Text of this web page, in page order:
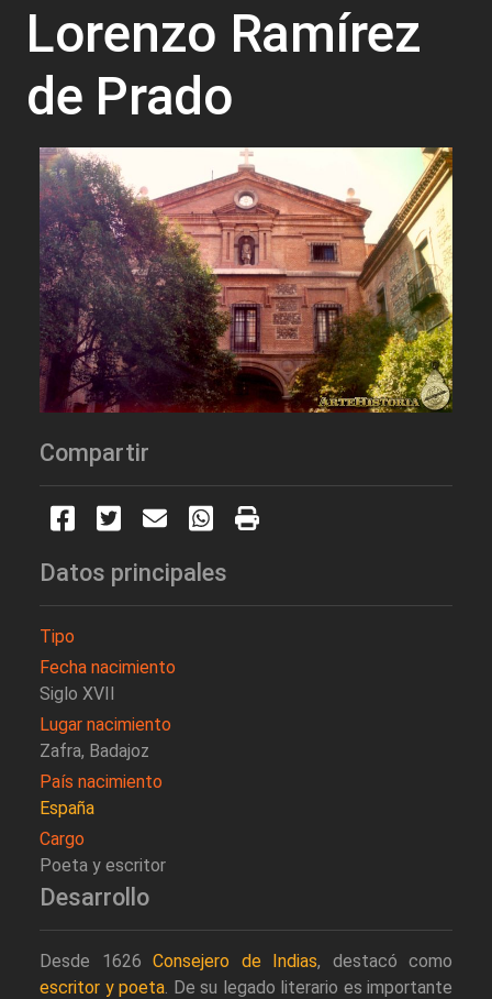
Lorenzo Ramírez
de Prado
Compartir
Datos principales
Tipo
Fecha nacimiento
Siglo XVII
Lugar nacimiento
Zafra, Badajoz
País nacimiento
España
Cargo
Poeta y escritor
Desarrollo
Desde 1626 Consejero de Indias, destacó como
escritor y poeta . De su legado literario es importante